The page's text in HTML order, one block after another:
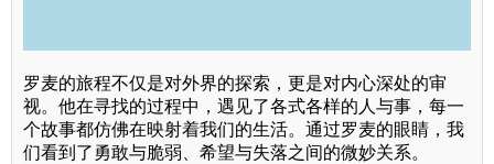
罗麦的旅程不仅是对外界的探索，更是对内心深处的审
视。他在寻找的过程中，遇见了各式各样的人与事，每一
个故事都仿佛在映射着我们的生活。通过罗麦的眼睛，我
们看到了勇敢与脆弱、希望与失落之间的微妙关系。